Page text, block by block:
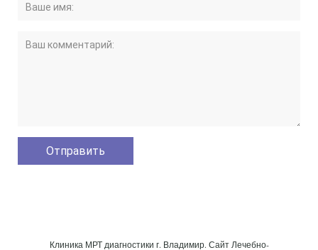
Клиника МРТ диагностики г. Владимир. Сайт Лечебно-